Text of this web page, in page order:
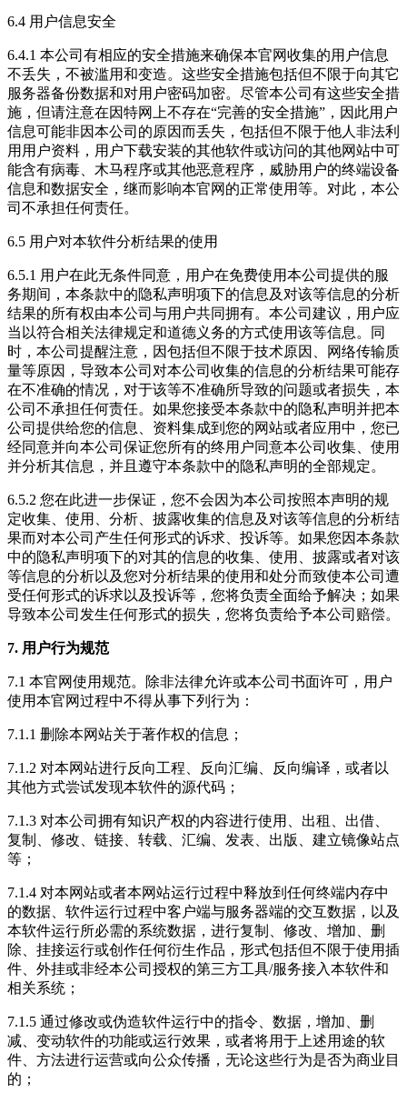
6.4 用户信息安全
6.4.1 本公司有相应的安全措施来确保本官网收集的用户信息
不丢失，不被滥用和变造。这些安全措施包括但不限于向其它
服务器备份数据和对用户密码加密。尽管本公司有这些安全措
施，但请注意在因特网上不存在“完善的安全措施”，因此用户
信息可能非因本公司的原因而丢失，包括但不限于他人非法利
用用户资料，用户下载安装的其他软件或访问的其他网站中可
能含有病毒、木马程序或其他恶意程序，威胁用户的终端设备
信息和数据安全，继而影响本官网的正常使用等。对此，本公
司不承担任何责任。
6.5 用户对本软件分析结果的使用
6.5.1 用户在此无条件同意，用户在免费使用本公司提供的服
务期间，本条款中的隐私声明项下的信息及对该等信息的分析
结果的所有权由本公司与用户共同拥有。本公司建议，用户应
当以符合相关法律规定和道德义务的方式使用该等信息。同
时，本公司提醒注意，因包括但不限于技术原因、网络传输质
量等原因，导致本公司对本公司收集的信息的分析结果可能存
在不准确的情况，对于该等不准确所导致的问题或者损失，本
公司不承担任何责任。如果您接受本条款中的隐私声明并把本
公司提供给您的信息、资料集成到您的网站或者应用中，您已
经同意并向本公司保证您所有的终用户同意本公司收集、使用
并分析其信息，并且遵守本条款中的隐私声明的全部规定。
6.5.2 您在此进一步保证，您不会因为本公司按照本声明的规
定收集、使用、分析、披露收集的信息及对该等信息的分析结
果而对本公司产生任何形式的诉求、投诉等。如果您因本条款
中的隐私声明项下的对其的信息的收集、使用、披露或者对该
等信息的分析以及您对分析结果的使用和处分而致使本公司遭
受任何形式的诉求以及投诉等，您将负责全面给予解决；如果
导致本公司发生任何形式的损失，您将负责给予本公司赔偿。
7. 用户行为规范
7.1 本官网使用规范。除非法律允许或本公司书面许可，用户
使用本官网过程中不得从事下列行为：
7.1.1 删除本网站关于著作权的信息；
7.1.2 对本网站进行反向工程、反向汇编、反向编译，或者以
其他方式尝试发现本软件的源代码；
7.1.3 对本公司拥有知识产权的内容进行使用、出租、出借、
复制、修改、链接、转载、汇编、发表、出版、建立镜像站点
等；
7.1.4 对本网站或者本网站运行过程中释放到任何终端内存中
的数据、软件运行过程中客户端与服务器端的交互数据，以及
本软件运行所必需的系统数据，进行复制、修改、增加、删
除、挂接运行或创作任何衍生作品，形式包括但不限于使用插
件、外挂或非经本公司授权的第三方工具/服务接入本软件和
相关系统；
7.1.5 通过修改或伪造软件运行中的指令、数据，增加、删
减、变动软件的功能或运行效果，或者将用于上述用途的软
件、方法进行运营或向公众传播，无论这些行为是否为商业目
的；